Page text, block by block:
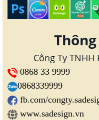
Công Ty TNHH
0868 33 9999
0868339999
fb.com/
www.sadesign.vn